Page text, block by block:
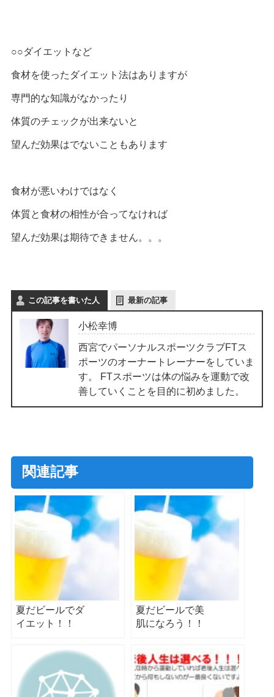
○○ダイエットなど
食材を使ったダイエット法はありますが
専門的な知識がなかったり
体質のチェックが出来ないと
望んだ効果はでないこともあります
食材が悪いわけではなく
体質と食材の相性が合ってなければ
望んだ効果は期待できません。。。
この記事を書いた人 最新の記事
小松幸博
西宮でパーソナルスポーツクラブFTス
ポーツのオーナートレーナーをしていま
す。 FTスポーツは体の悩みを運動で改
善していくことを目的に初めました。
関連記事
夏だビールでダ
イエット！！
夏だビールで美
肌になろう！！